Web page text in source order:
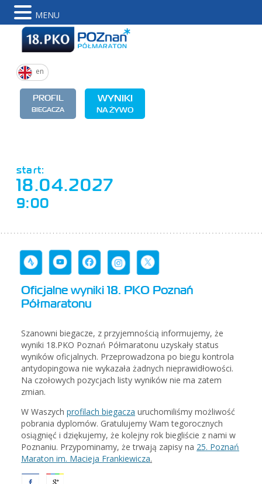
en
PROFIL
BIEGACZA
WYNIKI
NA ŻYWO
start:
18.04.2027
9:00
Oficjalne wyniki 18. PKO Poznań
Półmaratonu
Szanowni biegacze, z przyjemnością informujemy, że
wyniki 18.PKO Poznań Półmaratonu uzyskały status
wyników oficjalnych. Przeprowadzona po biegu kontrola
antydopingowa nie wykazała żadnych nieprawidłowości.
Na czołowych pozycjach listy wyników nie ma zatem
zmian.
W Waszych profilach biegacza uruchomiliśmy możliwość
pobrania dyplomów. Gratulujemy Wam tegorocznych
osiągnięć i dziękujemy, że kolejny rok biegliście z nami w
Poznaniu. Przypominamy, że trwają zapisy na 25. Poznań
Maraton im. Macieja Frankiewicza.
MENU